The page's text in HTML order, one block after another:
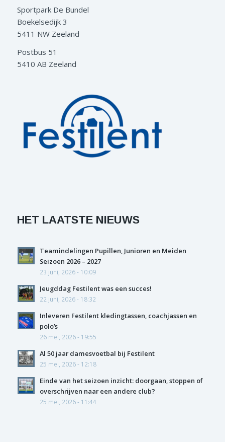
Sportpark De Bundel
Boekelsedijk 3
5411 NW Zeeland
Postbus 51
5410 AB Zeeland
HET LAATSTE NIEUWS
Teamindelingen Pupillen, Junioren en Meiden
Seizoen 2026 – 2027
23 juni, 2026 - 10:09
Jeugddag Festilent was een succes!
22 juni, 2026 - 18:32
Inleveren Festilent kledingtassen, coachjassen en
polo’s
26 mei, 2026 - 19:55
Al 50 jaar damesvoetbal bij Festilent
25 mei, 2026 - 12:18
Einde van het seizoen inzicht: doorgaan, stoppen of
overschrijven naar een andere club?
25 mei, 2026 - 11:44